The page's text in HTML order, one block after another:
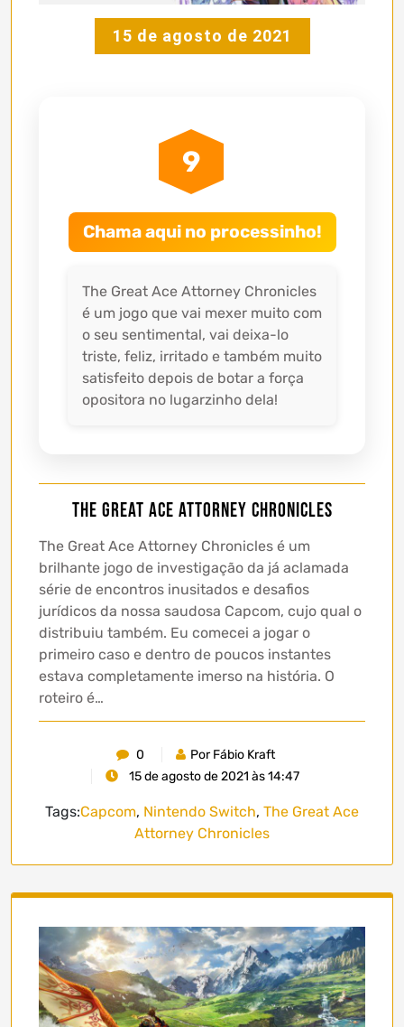
15 de agosto de 2021
9
Chama aqui no processinho!
The Great Ace Attorney Chronicles
é um jogo que vai mexer muito com
o seu sentimental, vai deixa-lo
triste, feliz, irritado e também muito
satisfeito depois de botar a força
opositora no lugarzinho dela!
The Great Ace Attorney Chronicles
The Great Ace Attorney Chronicles é um
brilhante jogo de investigação da já aclamada
série de encontros inusitados e desafios
jurídicos da nossa saudosa Capcom, cujo qual o
distribuiu também. Eu comecei a jogar o
primeiro caso e dentro de poucos instantes
estava completamente imerso na história. O
roteiro é…
0
Por Fábio Kraft
15 de agosto de 2021 às 14:47
Tags:Capcom, Nintendo Switch, The Great Ace
Attorney Chronicles